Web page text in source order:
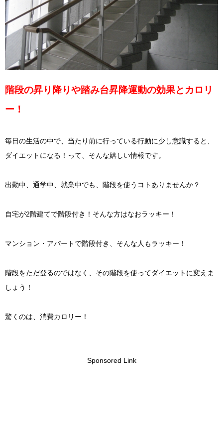
階段の昇り降りや踏み台昇降運動の効果とカロリ
ー！
毎日の生活の中で、当たり前に行っている行動に少し意識すると、
ダイエットになる！って、そんな嬉しい情報です。
出勤中、通学中、就業中でも、階段を使うコトありませんか？
自宅が2階建てで階段付き！そんな方はなおラッキー！
マンション・アパートで階段付き、そんな人もラッキー！
階段をただ登るのではなく、その階段を使ってダイエットに変えま
しょう！
驚くのは、消費カロリー！
Sponsored Link